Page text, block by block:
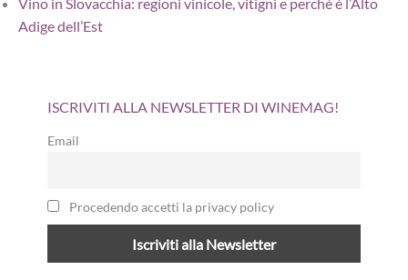
Adige dell’Est
ISCRIVITI ALLA NEWSLETTER DI WINEMAG!
Email
Procedendo accetti la privacy policy